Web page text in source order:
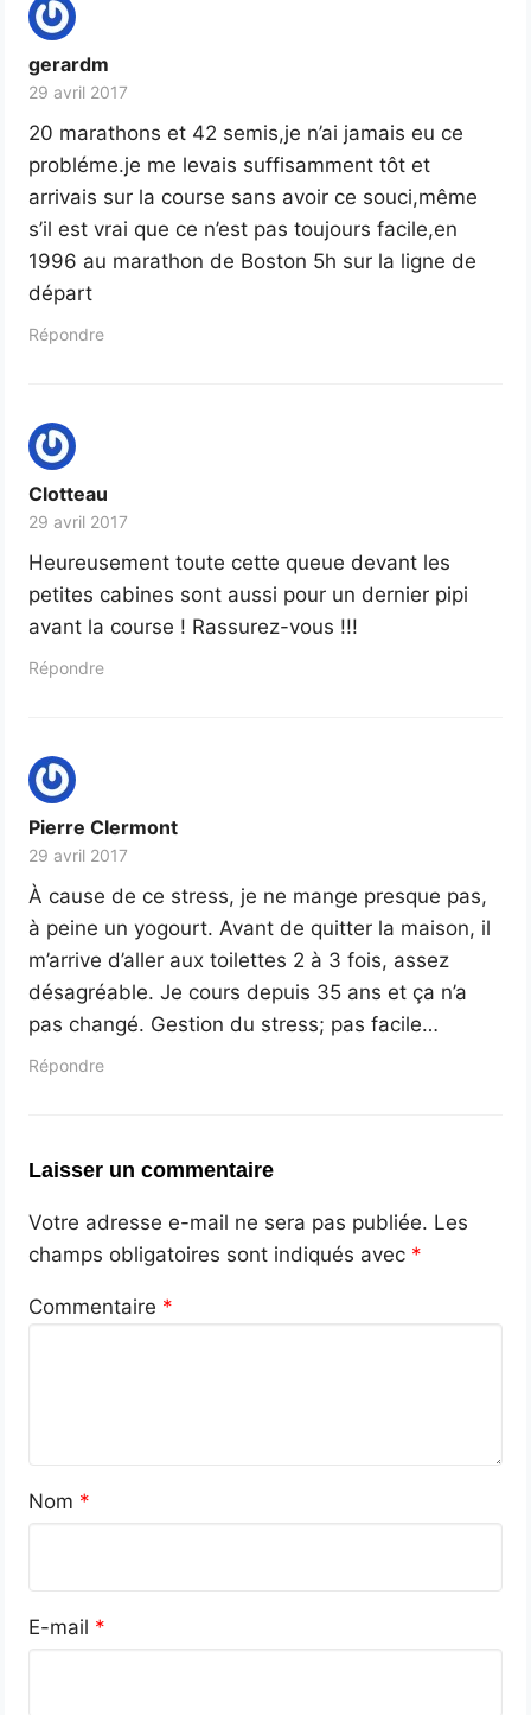
gerardm
29 avril 2017
20 marathons et 42 semis,je n’ai jamais eu ce
probléme.je me levais suffisamment tôt et
arrivais sur la course sans avoir ce souci,même
s’il est vrai que ce n’est pas toujours facile,en
1996 au marathon de Boston 5h sur la ligne de
départ
Répondre
Clotteau
29 avril 2017
Heureusement toute cette queue devant les
petites cabines sont aussi pour un dernier pipi
avant la course ! Rassurez-vous !!!
Répondre
Pierre Clermont
29 avril 2017
À cause de ce stress, je ne mange presque pas,
à peine un yogourt. Avant de quitter la maison, il
m’arrive d’aller aux toilettes 2 à 3 fois, assez
désagréable. Je cours depuis 35 ans et ça n’a
pas changé. Gestion du stress; pas facile…
Répondre
Laisser un commentaire
Votre adresse e-mail ne sera pas publiée. Les
champs obligatoires sont indiqués avec *
Commentaire *
Nom *
E-mail *